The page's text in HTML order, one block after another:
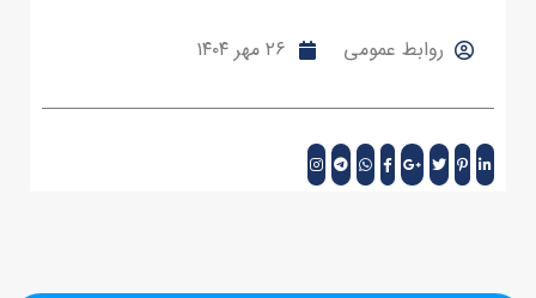
روابط عمومی ۲۶ مهر ۱۴۰۴